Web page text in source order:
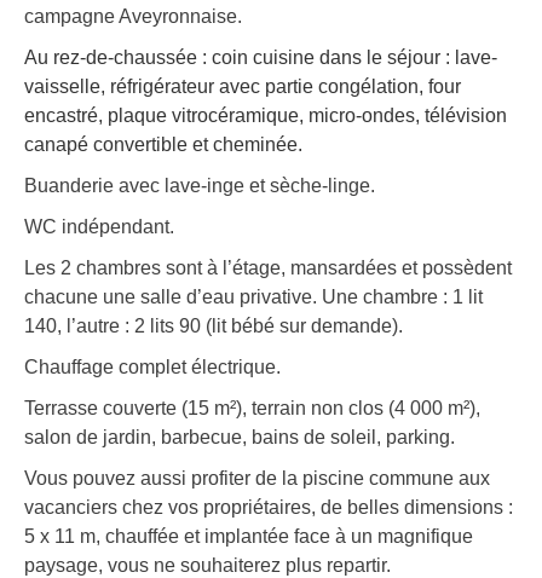
campagne Aveyronnaise.
Au rez-de-chaussée : coin cuisine dans le séjour : lave-
vaisselle, réfrigérateur avec partie congélation, four
encastré, plaque vitrocéramique, micro-ondes, télévision
canapé convertible et cheminée.
Buanderie avec lave-inge et sèche-linge.
WC indépendant.
Les 2 chambres sont à l’étage, mansardées et possèdent
chacune une salle d’eau privative. Une chambre : 1 lit
140, l’autre : 2 lits 90 (lit bébé sur demande).
Chauffage complet électrique.
Terrasse couverte (15 m²), terrain non clos (4 000 m²),
salon de jardin, barbecue, bains de soleil, parking.
Vous pouvez aussi profiter de la piscine commune aux
vacanciers chez vos propriétaires, de belles dimensions :
5 x 11 m, chauffée et implantée face à un magnifique
paysage, vous ne souhaiterez plus repartir.